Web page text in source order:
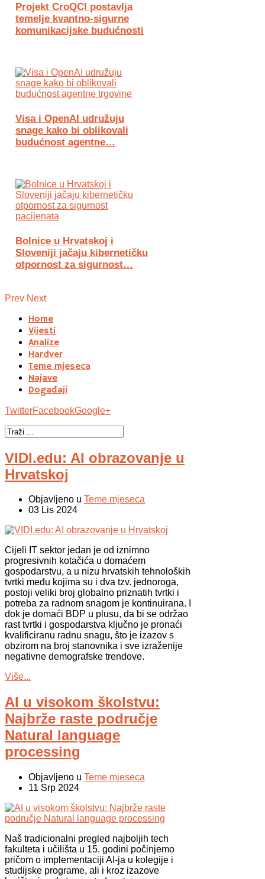
Projekt CroQCI postavlja
temelje kvantno-sigurne
komunikacijske budućnosti
Visa i OpenAI udružuju
snage kako bi oblikovali
budućnost agentne…
Bolnice u Hrvatskoj i
Sloveniji jačaju kibernetičku
otpornost za sigurnost…
Prev Next
Home
Vijesti
Analize
Hardver
Teme mjeseca
Najave
Događaji
TwitterFacebookGoogle+
VIDI.edu: AI obrazovanje u
Hrvatskoj
Objavljeno u Teme mjeseca
03 Lis 2024
Cijeli IT sektor jedan je od iznimno
progresivnih kotačića u domaćem
gospodarstvu, a u nizu hrvatskih tehnoloških
tvrtki među kojima su i dva tzv. jednoroga,
postoji veliki broj globalno priznatih tvrtki i
potreba za radnom snagom je kontinuirana. I
dok je domaći BDP u plusu, da bi se održao
rast tvrtki i gospodarstva ključno je pronaći
kvalificiranu radnu snagu, što je izazov s
obzirom na broj stanovnika i sve izraženije
negativne demografske trendove.
Više...
AI u visokom školstvu:
Najbrže raste područje
Natural language
processing
Objavljeno u Teme mjeseca
11 Srp 2024
Naš tradicionalni pregled najboljih tech
fakulteta i učilišta u 15. godini počinjemo
pričom o implementaciji AI-ja u kolegije i
studijske programe, ali i kroz izazove